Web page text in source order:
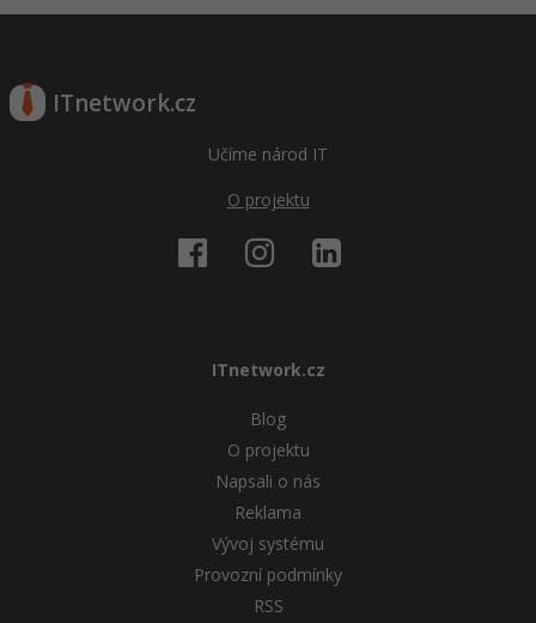
ITnetwork.cz
Učíme národ IT
O projektu
ITnetwork.cz
Blog
O projektu
Napsali o nás
Reklama
Vývoj systému
Provozní podmínky
RSS